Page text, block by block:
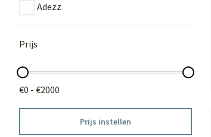
Adezz
Prijs
€0 - €2000
Prijs instellen